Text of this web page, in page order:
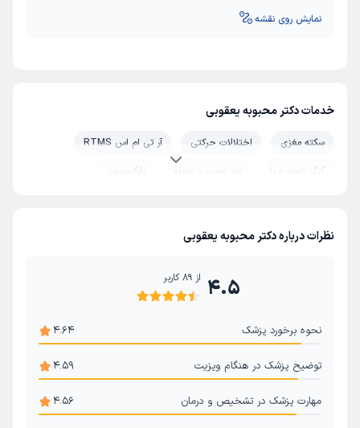
نمایش روی نقشه
خدمات دکتر محبوبه یعقوبی
سکته مغزی اختلالات حرکتی
آر تی ام اس RTMS
گزگز دست و پا
نوار عصب و عضله
پارکینسون
درمان استرس و اضطراب
نظرات درباره دکتر محبوبه یعقوبی
4.5 از89کاربر
نحوه برخورد پزشک 4.64
توضیح پزشک در هنگام ویزیت 4.59
مهارت پزشک در تشخیص و درمان 4.56